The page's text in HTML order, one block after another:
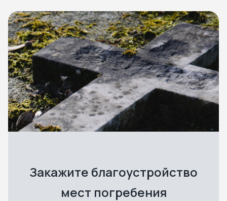
Закажите благоустройство
мест погребения